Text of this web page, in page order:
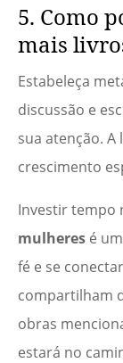
5. Como
mais
Estabeleça
discussão e
sua atenção.
crescimento
Investir tempo
mulheres é
fé e se
compartilham
obras
estará no